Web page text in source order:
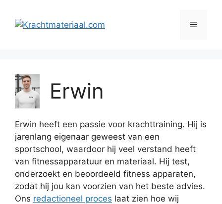
naar
Menu
Erwin
Erwin heeft een passie voor krachttraining. Hij is
jarenlang eigenaar geweest van een
sportschool, waardoor hij veel verstand heeft
van fitnessapparatuur en materiaal. Hij test,
onderzoekt en beoordeeld fitness apparaten,
zodat hij jou kan voorzien van het beste advies.
Ons redactioneel proces laat zien hoe wij